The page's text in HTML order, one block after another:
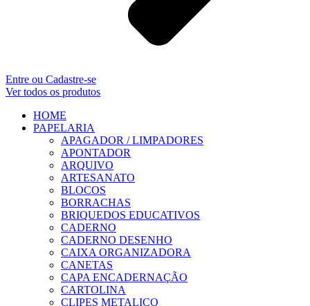
Entre ou Cadastre-se
Ver todos os produtos
HOME
PAPELARIA
APAGADOR / LIMPADORES
APONTADOR
ARQUIVO
ARTESANATO
BLOCOS
BORRACHAS
BRIQUEDOS EDUCATIVOS
CADERNO
CADERNO DESENHO
CAIXA ORGANIZADORA
CANETAS
CAPA ENCADERNAÇÃO
CARTOLINA
CLIPES METALICO